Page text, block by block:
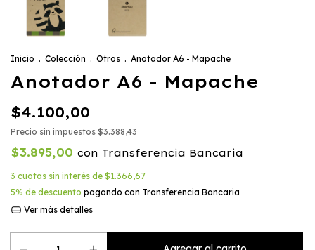
Inicio . Colección . Otros . Anotador A6 - Mapache
Anotador A6 - Mapache
$4.100,00
Precio sin impuestos $3.388,43
$3.895,00 con Transferencia Bancaria
3 cuotas sin interés de $1.366,67
5% de descuento pagando con Transferencia Bancaria
Ver más detalles